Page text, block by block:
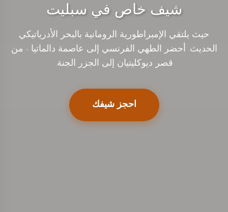
شيف خاص في سبليت
حيث يلتقي الإمبراطورية الرومانية بالبحر الأدرياتيكي
الحديث. أحضر الطهي الفرنسي إلى عاصمة دالماتيا - من
قصر ديوكليتيان إلى الجزر الجنة.
احجز شيفك